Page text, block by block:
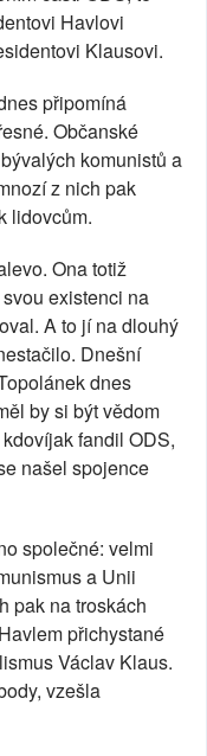
Havlovi
Klausovi.
připomíná
Občanské
komunistů a
z nich pak
lidovcům.
Ona totiž
existenci na
A to jí na dlouhý
Dnešní
dnes
by si být vědom
fandil ODS,
našel spojence
společné: velmi
a Unii
pak na troskách
přichystané
Václav Klaus.
vzešla